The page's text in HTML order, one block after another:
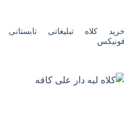
خرید کلاه تبلیغاتی تابستانی
فونیکس